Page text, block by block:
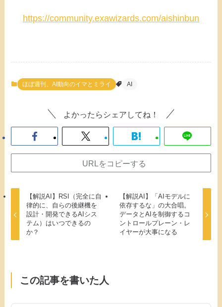
https://community.exawizards.com/aishinbun
ほぼ週刊、AI動向のイマとミライ AI
よかったらシェアしてね！
URLをコピーする
【解説AI】RSI（完全に自
律的に、自らの後継機を
設計・開発できるAIシス
テム）はいつできるの
か？
【解説AI】「AIモデルに
依存するな」の大合唱。
データとAIを制御するコ
ントロールプレーン・レ
イヤーが大事になる
この記事を書いた人